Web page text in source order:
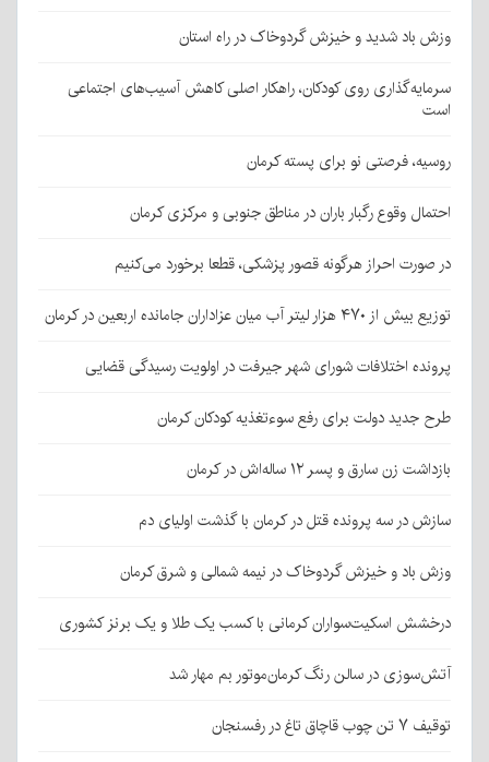
وزش باد شدید و خیزش گردوخاک در راه استان
سرمایه‌گذاری روی کودکان، راهکار اصلی کاهش آسیب‌های اجتماعی
است
روسیه، فرصتی نو برای پسته کرمان
احتمال وقوع رگبار باران در مناطق جنوبی و مرکزی کرمان
در صورت احراز هرگونه قصور پزشکی، قطعا برخورد می‌کنیم
توزیع بیش از ۴۷۰ هزار لیتر آب میان عزاداران جامانده اربعین در کرمان
پرونده اختلافات شورای شهر جیرفت در اولویت رسیدگی قضایی
طرح جدید دولت برای رفع سوءتغذیه کودکان کرمان
بازداشت زن سارق و پسر ۱۲ ساله‌اش در کرمان
سازش در سه پرونده قتل در کرمان با گذشت اولیای دم
وزش باد و خیزش گردوخاک در نیمه شمالی و شرق کرمان
درخشش اسکیت‌سواران کرمانی با کسب یک طلا و یک برنز کشوری
آتش‌سوزی در سالن رنگ کرمان‌موتور بم مهار شد
توقیف ۷ تن چوب قاچاق تاغ در رفسنجان